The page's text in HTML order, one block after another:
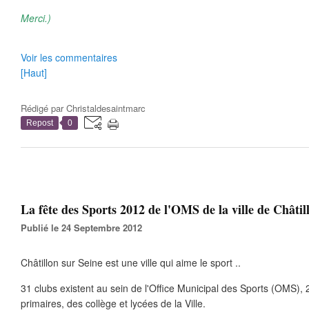
Merci.)
Voir les commentaires
[Haut]
Rédigé parChristaldesaintmarc
Repost 0
La fête des Sports 2012 de l'OMS de la ville de
Publié le 24 Septembre 2012
Châtillon sur Seine est une ville qui aime le sport ..
31 clubs existent au sein de l'Office Municipal des Sports (OMS),
primaires, des collège et lycées de la Ville.